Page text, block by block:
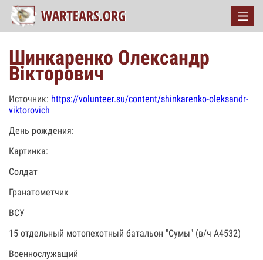
Шинкаренко Олександр
Вікторович
Источник: https://volunteer.su/content/shinkarenko-oleksandr-
viktorovich
День рождения:
Картинка:
Солдат
Гранатометчик
ВСУ
15 отдельный мотопехотный батальон "Сумы" (в/ч А4532)
Военнослужащий